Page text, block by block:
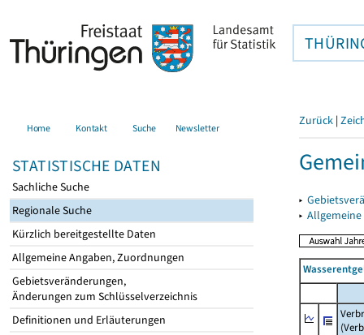
Home Kontakt Suche Newsletter
STATISTISCHE DATEN
Sachliche Suche
Regionale Suche
Kürzlich bereitgestellte Daten
Allgemeine Angaben, Zuordnungen
Gebietsveränderungen,
Änderungen zum Schlüsselverzeichnis
Definitionen und Erläuterungen
Zurück |
▸
▸